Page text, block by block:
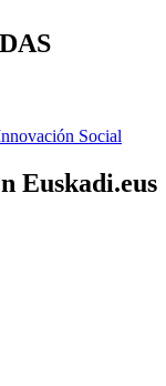
Social
Euskadi.eus